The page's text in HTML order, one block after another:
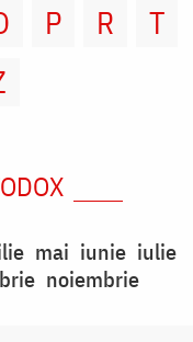
P R
T
mai iunie iulie
noiembrie